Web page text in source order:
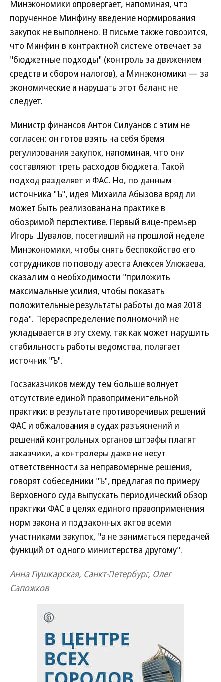
Минэкономики опровергает, напоминая, что
порученное Минфину введение нормирования
закупок не выполнено. В письме также говорится,
что Минфин в контрактной системе отвечает за
"бюджетные подходы" (контроль за движением
средств и сбором налогов), а Минэкономики — за
экономические и нарушать этот баланс не
следует.
Министр финансов Антон Силуанов с этим не
согласен: он готов взять на себя бремя
регулирования закупок, напоминая, что они
составляют треть расходов бюджета. Такой
подход разделяет и ФАС. Но, по данным
источника "Ъ", идея Михаила Абызова вряд ли
может быть реализована на практике в
обозримой перспективе. Первый вице-премьер
Игорь Шувалов, посетивший на прошлой неделе
Минэкономики, чтобы снять беспокойство его
сотрудников по поводу ареста Алексея Улюкаева,
сказал им о необходимости "приложить
максимальные усилия, чтобы показать
положительные результаты работы до мая 2018
года". Перераспределение полномочий не
укладывается в эту схему, так как может нарушить
стабильность работы ведомства, полагает
источник "Ъ".
Госзаказчиков между тем больше волнует
отсутствие единой правоприменительной
практики: в результате противоречивых решений
ФАС и обжалования в судах разъяснений и
решений контрольных органов штрафы платят
заказчики, а контролеры даже не несут
ответственности за неправомерные решения,
говорят собеседники "Ъ", предлагая по примеру
Верховного суда выпускать периодический обзор
практики ФАС в целях единого правоприменения
норм закона и подзаконных актов всеми
участниками закупок, "а не заниматься передачей
функций от одного министерства другому".
Анна Пушкарская, Санкт-Петербург, Олег
Сапожков